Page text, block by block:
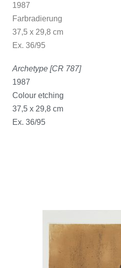
1987
Farbradierung
37,5 x 29,8 cm
Ex. 36/95
Archetype [CR 787]
1987
Colour etching
37,5 x 29,8 cm
Ex. 36/95